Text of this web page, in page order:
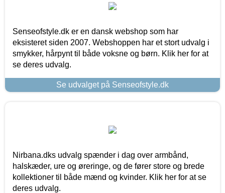
Senseofstyle.dk er en dansk webshop som har
eksisteret siden 2007. Webshoppen har et stort udvalg i
smykker, hårpynt til både voksne og børn. Klik her for at
se deres udvalg.
Se udvalget på Senseofstyle.dk
Nirbana.dks udvalg spænder i dag over armbånd,
halskæder, ure og øreringe, og de fører store og brede
kollektioner til både mænd og kvinder. Klik her for at se
deres udvalg.